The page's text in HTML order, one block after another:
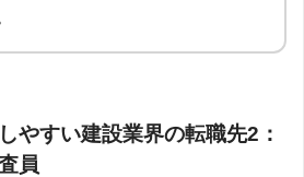
やすい建設業界の転職先2：
員